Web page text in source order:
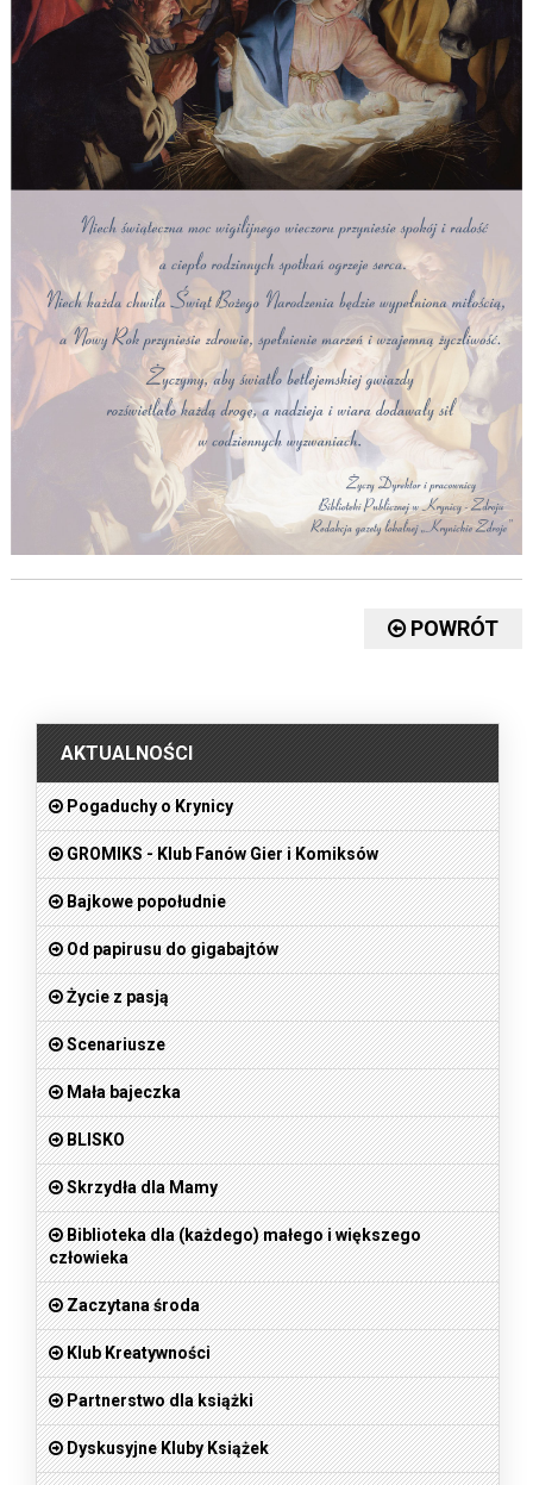
POWRÓT
AKTUALNOŚCI
Pogaduchy o Krynicy
GROMIKS - Klub Fanów Gier i Komiksów
Bajkowe popołudnie
Od papirusu do gigabajtów
Życie z pasją
Scenariusze
Mała bajeczka
BLISKO
Skrzydła dla Mamy
Biblioteka dla (każdego) małego i większego
człowieka
Zaczytana środa
Klub Kreatywności
Partnerstwo dla książki
Dyskusyjne Kluby Książek